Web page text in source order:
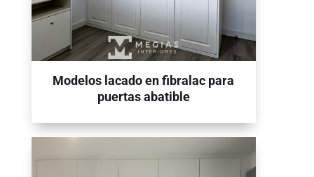
Modelos lacado en fibralac para
puertas abatible